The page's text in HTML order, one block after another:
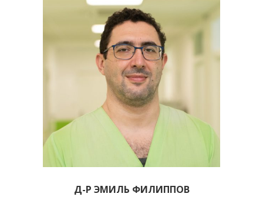
Д-Р ЭМИЛЬ ФИЛИППОВ